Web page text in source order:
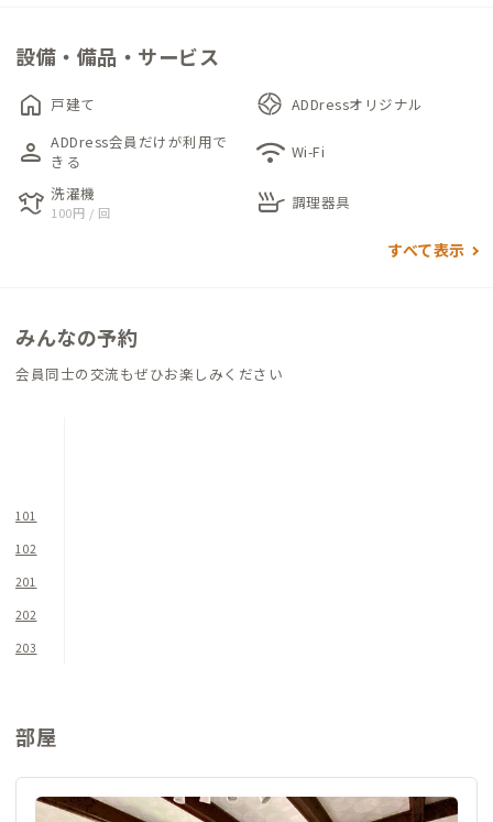
る古い外観。それもそのはず、ここは昭和20年代は旅館として
営業されていたそうで、それを全オーナーが改修しながら現在ま
で大切に使われてきたとのこと。ところどころにある昔ながら
の在来工法の軸組みにその様子を感じさせます。前オーナーは元
陶芸家ということもあり、建物のあちこちに陶芸作品が残ってお
り、当時の装いを感じさせます。
ダイニングとリビングは別々に設けられているゆったりとした
つくり。畳の間の横には、一枚板のテーブルがあります。
れる飲食店が多数あり、気分転換がてら周辺を散策してみること
もおすすめです。外食に疲れたら、徒歩圏内の大型スーパーへの
設備・備品・サービス
home 戸建て ADDressオリジナル
person ADDress会員だけが利用で
きる
wifi Wi-Fi
laundry 洗濯機
100円 / 回 skillet 調理器具
すべて表示
みんなの予約
会員同士の交流もぜひお楽しみください
101
102
201
202
203
部屋